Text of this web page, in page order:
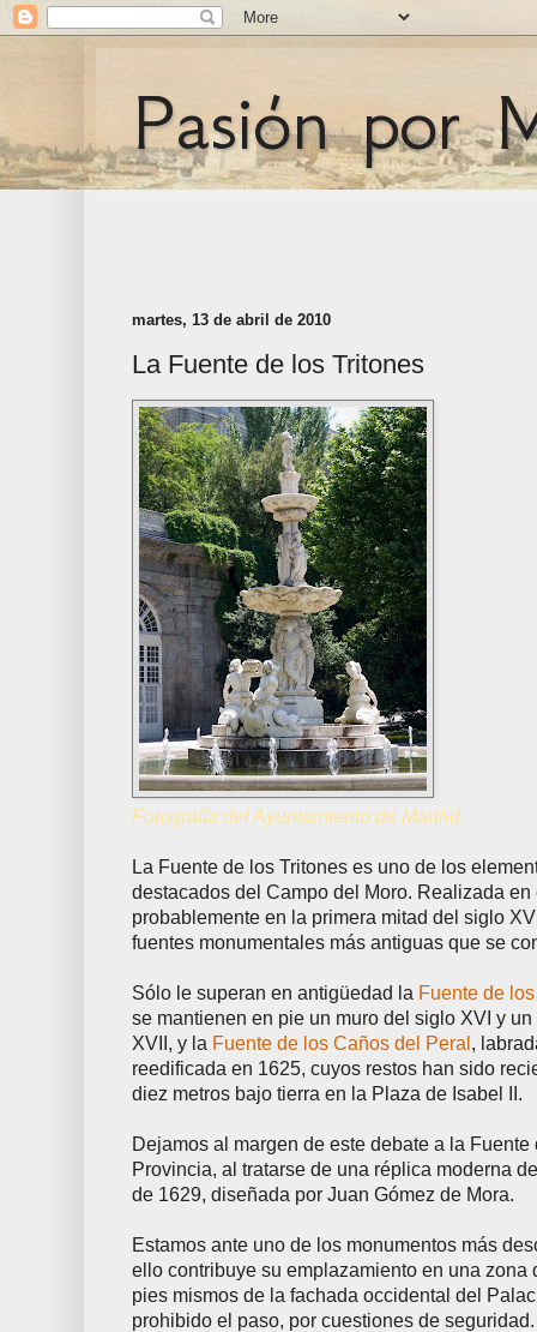
Pasión por
martes, 13 de abril de 2010
La Fuente de los Tritones
Fotografía del Ayuntamiento de Madrid.
La Fuente de los Tritones es uno de los
destacados del Campo del Moro. Realizada en
probablemente en la primera mitad del siglo
fuentes monumentales más antiguas que se
Sólo le superan en antigüedad la Fuente de
se mantienen en pie un muro del siglo XVI y
XVII, y la Fuente de los Caños del Peral ,
reedificada en 1625, cuyos restos han sido
diez metros bajo tierra en la Plaza de Isabel II.
Dejamos al margen de este debate a la
Provincia, al tratarse de una réplica moderna
de 1629, diseñada por Juan Gómez de Mora.
Estamos ante uno de los monumentos más
ello contribuye su emplazamiento en una zona
pies mismos de la fachada occidental del
prohibido el paso, por cuestiones de seguridad.